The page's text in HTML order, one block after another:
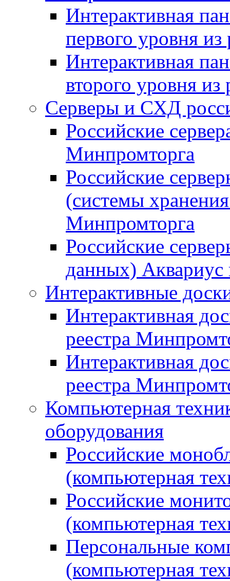
Интерактивная
первого уровня
Интерактивная
второго уровня
Серверы и СХД
Российские
Минпромторга
Российские
(системы
Минпромторга
Российские
данных) Аквариус
Интерактивные
Интерактивная
реестра
Интерактивная
реестра
Компьютерная
оборудования
Российские
(компьютерная
Российские
(компьютерная
Персональные
(компьютерная